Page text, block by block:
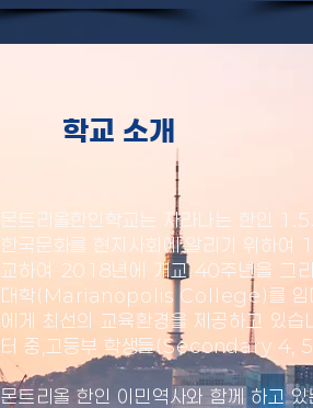
학교 소개
몬트리올한인학교는 자라나는 한인
한국문화를 현지사회에 알리기 위하
교하여 2018년에 개교 40주년을 그
대학(Marianopolis College)를 임대
에게 최선의 교육환경을 제공하고 있
터 중,고등부 학생들(Secondary 4, 5
몬트리올 한인 이민역사와 함께 하고